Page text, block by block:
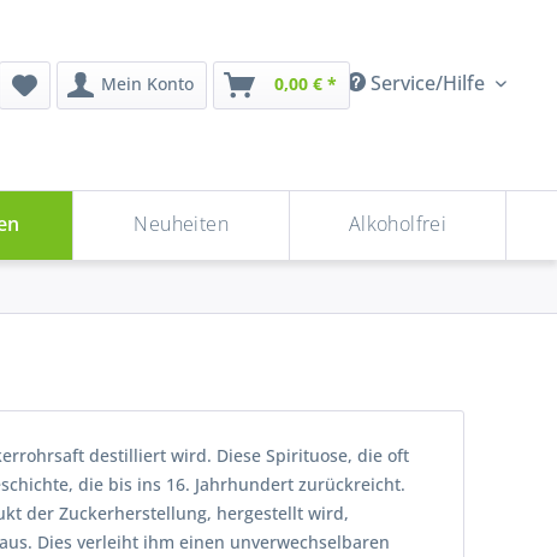
Service/Hilfe
Mein Konto 0,00 € *
Neuheiten Alkoholfrei
destilliert wird. Diese Spirituose, die oft
die bis ins 16. Jahrhundert zurückreicht.
der Zuckerherstellung, hergestellt wird,
Dies verleiht ihm einen unverwechselbaren